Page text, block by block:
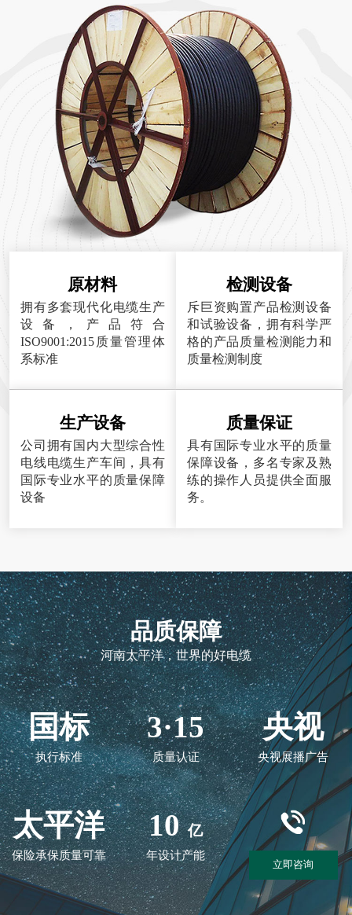
原材料
拥有多套现代化电缆生产
设备，产品符合
ISO9001:2015质量管理体
系标准
检测设备
斥巨资购置产品检测设备
和试验设备，拥有科学严
格的产品质量检测能力和
质量检测制度
生产设备
公司拥有国内大型综合性
电线电缆生产车间，具有
国际专业水平的质量保障
设备
质量保证
具有国际专业水平的质量
保障设备，多名专家及熟
练的操作人员提供全面服
务。
品质保障
河南太平洋，世界的好电缆
国标
执行标准
3·15
质量认证
央视
央视展播广告
太平洋
保险承保质量可靠
10 亿
年设计产能
立即咨询